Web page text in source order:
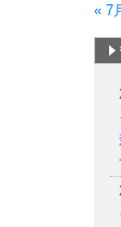
« 7